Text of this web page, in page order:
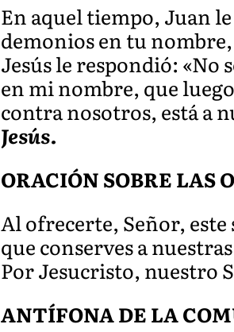
En aquel tiempo, Juan
demonios en tu
Jesús le respondió:
en mi nombre, que
contra nosotros, está a
Jesús.
ORACIÓN SOBRE LAS
Al ofrecerte, Señor,
que conserves a
Por Jesucristo, nuestro
ANTÍFONA DE LA